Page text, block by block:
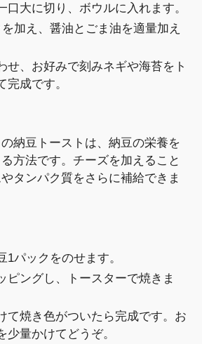
口大に切り、ボウルに入れます。
加え、醤油とごま油を適量加え
せ、お好みで刻みネギや海苔をト
完成です。
納豆トーストは、納豆の栄養を
方法です。チーズを加えること
タンパク質をさらに補給できま
1パックをのせます。
ピングし、トースターで焼きま
て焼き色がついたら完成です。お
少量かけてどうぞ。